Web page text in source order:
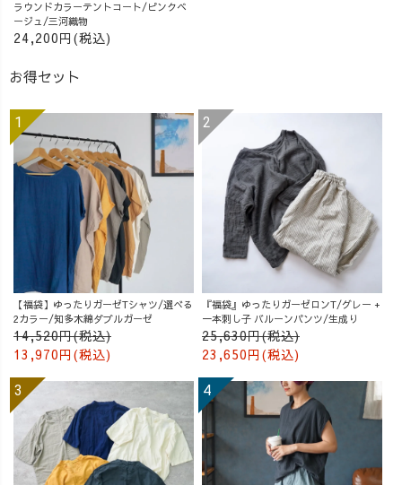
ラウンドカラーテントコート/ピンクベ
ージュ/三河織物
24,200円(税込)
お得セット
【福袋】ゆったりガーゼTシャツ/選べる
2カラー/知多木綿ダブルガーゼ
14,520円(税込)
13,970円(税込)
『福袋』ゆったりガーゼロンT/グレー +
一本刺し子 バルーンパンツ/生成り
25,630円(税込)
23,650円(税込)